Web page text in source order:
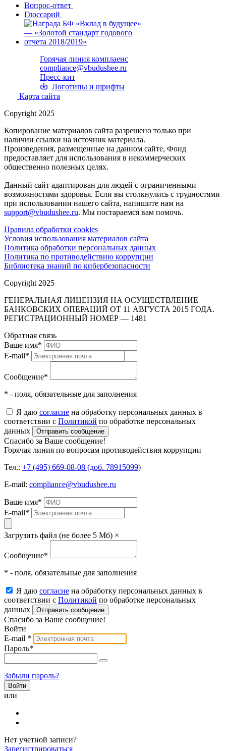
Вопрос-ответ
Глоссарий
Горячая линия комплаенс
compliance@vbudushee.ru
Пресс-кит
Логотипы и шрифты
Карта сайта
Copyright 2025
Копирование материалов сайта разрешено только при
наличии ссылки на источник материала.
Произведения, размещенные на данном сайте, Фонд
предоставляет для использования в некоммерческих
общественно полезных целях.
Данный сайт адаптирован для людей с ограниченными
возможностями здоровья. Если вы столкнулись с трудностями
при использовании нашего сайта, напишите нам на
support@vbudushee.ru. Мы постараемся вам помочь.
Правила обработки cookies
Условия использования материалов сайта
Политика обработки персональных данных
Политика по противодействию коррупции
Библиотека знаний по кибербезопасности
Copyright 2025
ГЕНЕРАЛЬНАЯ ЛИЦЕНЗИЯ НА ОСУЩЕСТВЛЕНИЕ
БАНКОВСКИХ ОПЕРАЦИЙ ОТ 11 АВГУСТА 2015 ГОДА.
РЕГИСТРАЦИОННЫЙ НОМЕР — 1481
Обратная связь
Ваше имя*
E-mail*
Сообщение*
* - поля, обязательные для заполнения
Я даю согласие на обработку персональных данных в
соответствии с Политикой по обработке персональных
данных
Отправить сообщение
Спасибо за Ваше сообщение!
Горячая линия по вопросам противодействия коррупции
Тел.: +7 (495) 669-08-08 (доб. 78915099)
E-mail: compliance@vbudushee.ru
Ваше имя*
E-mail*
Загрузить файл (не более 5 Мб) ×
Сообщение*
* - поля, обязательные для заполнения
Я даю согласие на обработку персональных данных в
соответствии с Политикой по обработке персональных
данных
Отправить сообщение
Спасибо за Ваше сообщение!
Войти
E-mail *
Пароль*
Забыли пароль?
или
Нет учетной записи?
Зарегистрироваться